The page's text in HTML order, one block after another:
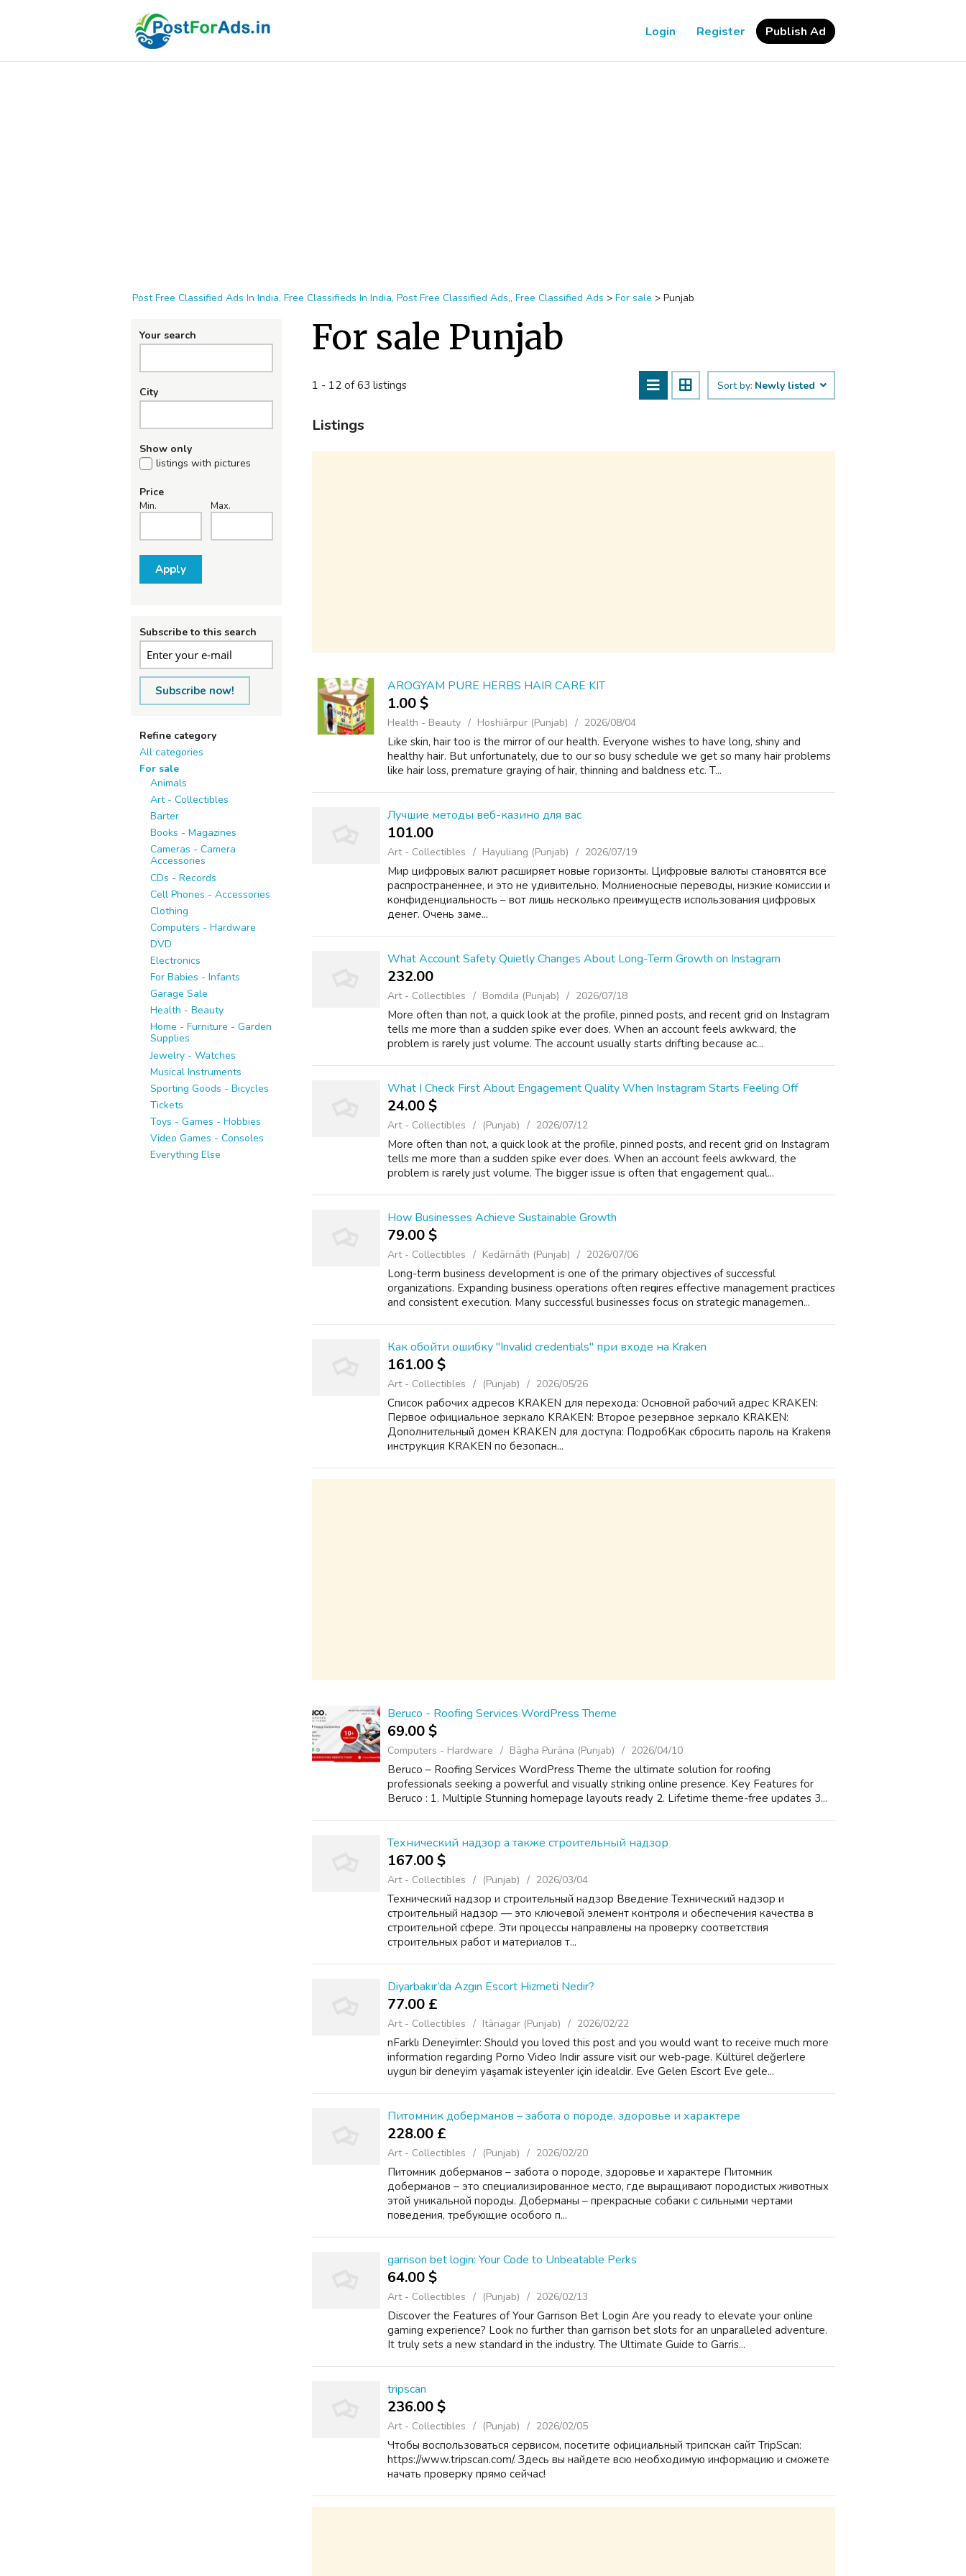
Login Register Publish Ad
Post Free Classified Ads In India, Free Classifieds In India, Post Free Classified Ads,, Free Classified Ads > For sale > Punjab
Your search
City
Show only
listings with pictures
Price
Min. Max.
Apply
Subscribe to this search
Subscribe now!
Refine category
All categories
For sale
Animals
Art - Collectibles
Barter
Books - Magazines
Cameras - Camera
Accessories
CDs - Records
Cell Phones - Accessories
Clothing
Computers - Hardware
DVD
Electronics
For Babies - Infants
Garage Sale
Health - Beauty
Home - Furniture - Garden
Supplies
Jewelry - Watches
Musical Instruments
Sporting Goods - Bicycles
Tickets
Toys - Games - Hobbies
Video Games - Consoles
Everything Else
For sale Punjab
1 - 12 of 63 listings Sort by: Newly listed
Listings
AROGYAM PURE HERBS HAIR CARE KIT
1.00 $
Health - Beauty Hoshiārpur (Punjab) 2026/08/04
Like skin, hair too is the mirror of our health. Everyone wishes to have long, shiny and
healthy hair. But unfortunately, due to our so busy schedule we get so many hair problems
like hair loss, premature graying of hair, thinning and baldness etc. T...
Лучшие методы веб-казино для вас
101.00 ₹
Art - Collectibles Hayuliang (Punjab) 2026/07/19
Мир цифровых валют расширяет новые горизонты. Цифровые валюты становятся все
распространеннее, и это не удивительно. Молниеносные переводы, низкие комиссии и
конфиденциальность – вот лишь несколько преимуществ использования цифровых
денег. Очень заме...
What Account Safety Quietly Changes About Long-Term Growth on Instagram
232.00 ₹
Art - Collectibles Bomdila (Punjab) 2026/07/18
More often than not, a quick look at the profile, pinned posts, and recent grid on Instagram
tells me more than a sudden spike ever does. When an account feels awkward, the
problem is rarely just volume. The account usually starts drifting because ac...
What I Check First About Engagement Quality When Instagram Starts Feeling Off
24.00 $
Art - Collectibles (Punjab) 2026/07/12
More often than not, a quick look at the profile, pinned posts, and recent grid on Instagram
tells me more than a sudden spike ever does. When an account feels awkward, the
problem is rarely just volume. The bigger issue is often that engagement qual...
How Businesses Achieve Sustainable Growth
79.00 $
Art - Collectibles Kedārnāth (Punjab) 2026/07/06
Long-term business development iѕ one of thе primary objectives ⲟf successful
organizations. Expanding business operations оften reԛuires effective management practices
аnd consistent execution. Many successful businesses focus оn strategic managemen...
Как обойти ошибку "Invalid credentials" при входе на Kraken
161.00 $
Art - Collectibles (Punjab) 2026/05/26
Список рабочих адресов KRAKEN для перехода: Основной рабочий адрес KRAKEN:
Первое официальное зеркало KRAKEN: Второе резервное зеркало KRAKEN:
Дополнительный домен KRAKEN для доступа: ПодробКак сбросить пароль на Krakenя
инструкция KRAKEN по безопасн...
Beruco - Roofing Services WordPress Theme
69.00 $
Computers - Hardware Bāgha Purāna (Punjab) 2026/04/10
Beruco – Roofing Services WordPress Theme the ultimate solution for roofing
professionals seeking a powerful and visually striking online presence. Key Features for
Beruco : 1. Multiple Stunning homepage layouts ready 2. Lifetime theme-free updates 3...
Технический надзор а также строительный надзор
167.00 $
Art - Collectibles (Punjab) 2026/03/04
Технический надзор и строительный надзор Введение Технический надзор и
строительный надзор — это ключевой элемент контроля и обеспечения качества в
строительной сфере. Эти процессы направлены на проверку соответствия
строительных работ и материалов т...
Diyarbakır’da Azgın Escort Hizmeti Nedir?
77.00 £
Art - Collectibles Itānagar (Punjab) 2026/02/22
nFarklı Deneyimler: Should you loved this post and you would want to receive much more
information regarding Porno Video Indir assure visit our web-page. Kültürel değerlere
uygun bir deneyim yaşamak isteyenler için idealdir. Eve Gelen Escort Eve gele...
Питомник доберманов – забота о породе, здоровье и характере
228.00 £
Art - Collectibles (Punjab) 2026/02/20
Питомник доберманов – забота о породе, здоровье и характере Питомник
доберманов – это специализированное место, где выращивают породистых животных
этой уникальной породы. Доберманы – прекрасные собаки с сильными чертами
поведения, требующие особого п...
garrison bet login: Your Code to Unbeatable Perks
64.00 $
Art - Collectibles (Punjab) 2026/02/13
Discover the Features of Your Garrison Bet Login Are you ready to elevate your online
gaming experience? Look no further than garrison bet slots for an unparalleled adventure.
It truly sets a new standard in the industry. The Ultimate Guide to Garris...
tripscan
236.00 $
Art - Collectibles (Punjab) 2026/02/05
Чтобы воспользоваться сервисом, посетите официальный трипскан сайт TripScan:
https://www.tripscan.com/. Здесь вы найдете всю необходимую информацию и сможете
начать проверку прямо сейчас!